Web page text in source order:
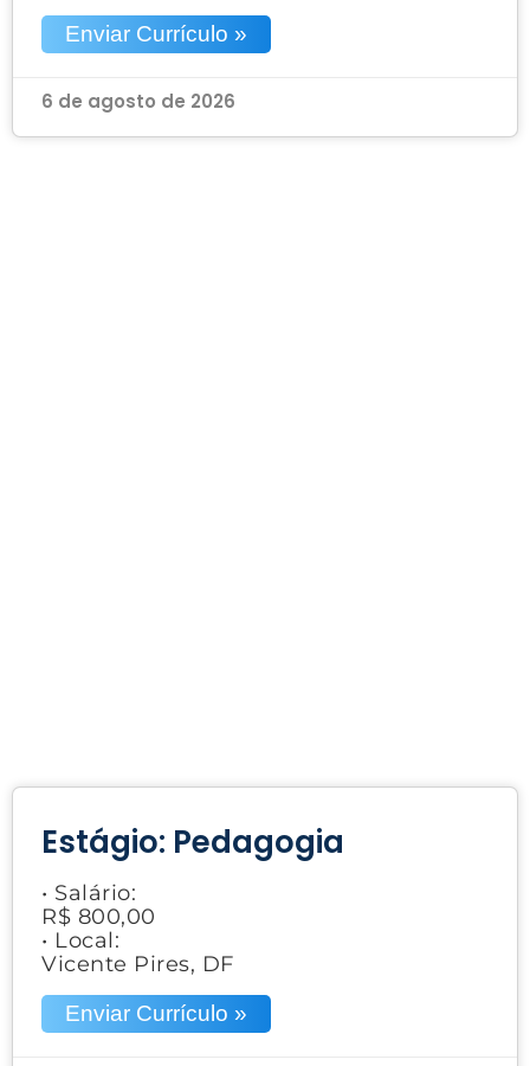
Enviar Currículo »
6 de agosto de 2026
Estágio: Pedagogia
• Salário:
R$ 800,00
• Local:
Vicente Pires, DF
Enviar Currículo »